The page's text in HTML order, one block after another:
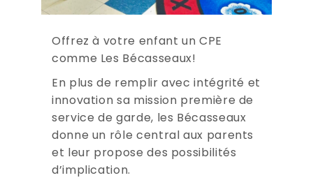
Offrez à votre enfant un CPE
comme Les Bécasseaux!
En plus de remplir avec intégrité et
innovation sa mission première de
service de garde, les Bécasseaux
donne un rôle central aux parents
et leur propose des possibilités
d’implication.